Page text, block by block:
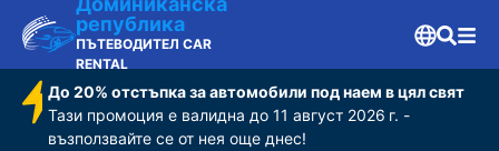
република
ПЪТЕВОДИТЕЛ CAR
RENTAL
До 20% отстъпка за автомобили под наем в цял свят
Тази промоция е валидна до 11 август 2026 г. -
възползвайте се от нея още днес!